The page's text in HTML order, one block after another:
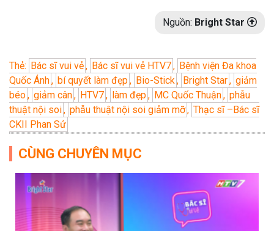
Nguồn: Bright Star
Thẻ: Bác sĩ vui vẻ, Bác sĩ vui vẻ HTV7, Bệnh viện Đa khoa
Quốc Ánh, bí quyết làm đẹp, Bio-Stick, Bright Star, giảm
béo, giảm cân, HTV7, làm đẹp, MC Quốc Thuận, phẫu
thuật nội soi, phẫu thuật nội soi giảm mỡ, Thạc sĩ –Bác sĩ
CKII Phan Sử
CÙNG CHUYÊN MỤC